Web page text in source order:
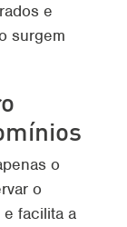
e
surgem
o
o
facilita a